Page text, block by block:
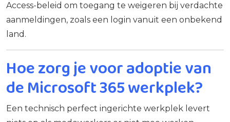
Access-beleid om toegang te weigeren bij verdachte
aanmeldingen, zoals een login vanuit een onbekend
land.
Hoe zorg je voor adoptie van
de Microsoft 365 werkplek?
Een technisch perfect ingerichte werkplek levert